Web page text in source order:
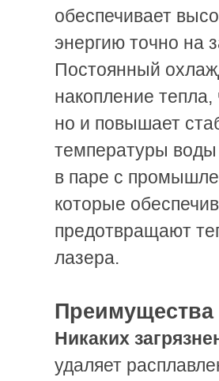
обеспечивает
энергию точно на
Постоянный
накопление
но и повышает
температуры воды
в паре с
которые
предотвращают
лазера.
Преимущества
Никаких
удаляет